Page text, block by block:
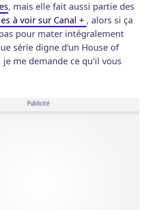
, mais elle fait aussi partie des
à voir sur Canal + , alors si ça
pour mater intégralement
série digne d'un House of
je me demande ce qu'il vous
Publicité